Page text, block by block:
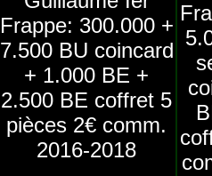
Frappe: 300.000 +
7.500 BU coincard
+ 1.000 BE +
2.500 BE coffret 5
pièces 2€ comm.
2016-2018